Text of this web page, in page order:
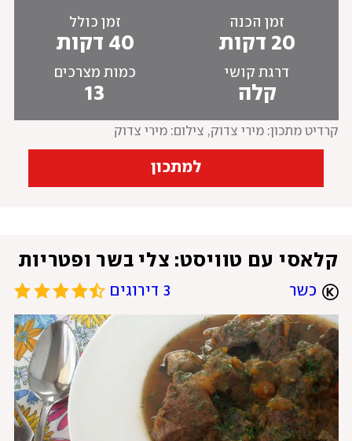
זמן הכנה
20 דקות
זמן כולל
40 דקות
דרגת קושי
קלה
כמות מצרכים
13
קרדיט מתכון: מירי צדוק, צילום: מירי צדוק
למתכון
קלאסי עם טוויסט: צלי בשר ופטריות
כשר 3 דירוגים